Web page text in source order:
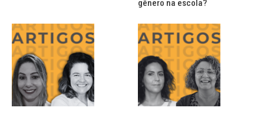
gênero na escola?